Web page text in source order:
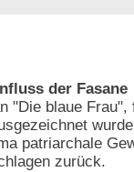
der Fasane
"Die blaue
patriarchale
zurück.